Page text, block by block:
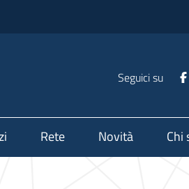
Seguici su
Rete Novità Chi